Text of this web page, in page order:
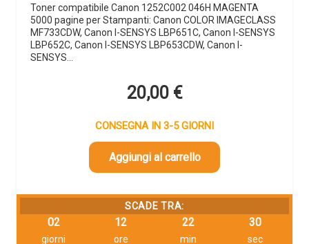
Toner compatibile Canon 1252C002 046H MAGENTA
5000 pagine per Stampanti: Canon COLOR IMAGECLASS
MF733CDW, Canon I-SENSYS LBP651C, Canon I-SENSYS
LBP652C, Canon I-SENSYS LBP653CDW, Canon I-
SENSYS…
20,00 €
CONSEGNA IN 3-5 GIORNI
Aggiungi al carrello
SCADE TRA:
02
giorni
12
ore
22
min
29
sec